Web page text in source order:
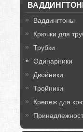
Ваддингтоны
Крючки для
Трубки
Одинарники
Двойники
Тройники
Крепеж для